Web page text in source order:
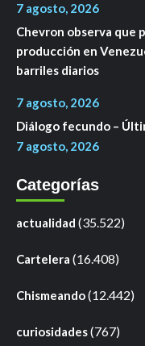
7 agosto, 2026
Chevron observa que
producción en
barriles diarios
7 agosto, 2026
Diálogo fecundo –
7 agosto, 2026
Categorías
actualidad (35.522)
Cartelera (16.408)
Chismeando(12.442)
curiosidades(767)